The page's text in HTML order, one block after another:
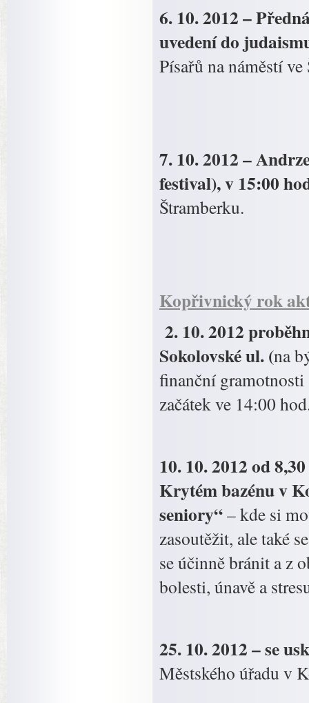
6. 10. 2012 –
uvedení do
Písařů na náměstí
7. 10. 2012 –
festival), v 15:00
Štramberku.
Kopřivnický rok
2. 10. 2012
Sokolovské ul. (na
finanční gramotnosti
začátek ve 14:00
10. 10. 2012 od
Krytém bazénu v
seniory“– kde si
zasoutěžit, ale také
se účinně bránit a z
bolesti, únavě a
25. 10. 2012 – se
Městského úřadu v